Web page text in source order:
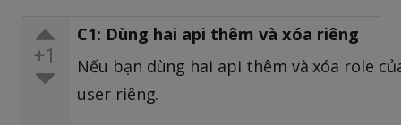
+1
C1: Dùng hai api thêm và xóa riêng
Nếu bạn dùng hai api thêm và xóa role
user riêng.